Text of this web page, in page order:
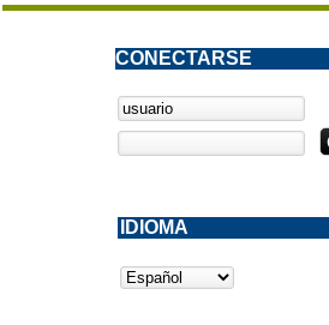
CONECTARSE
IDIOMA